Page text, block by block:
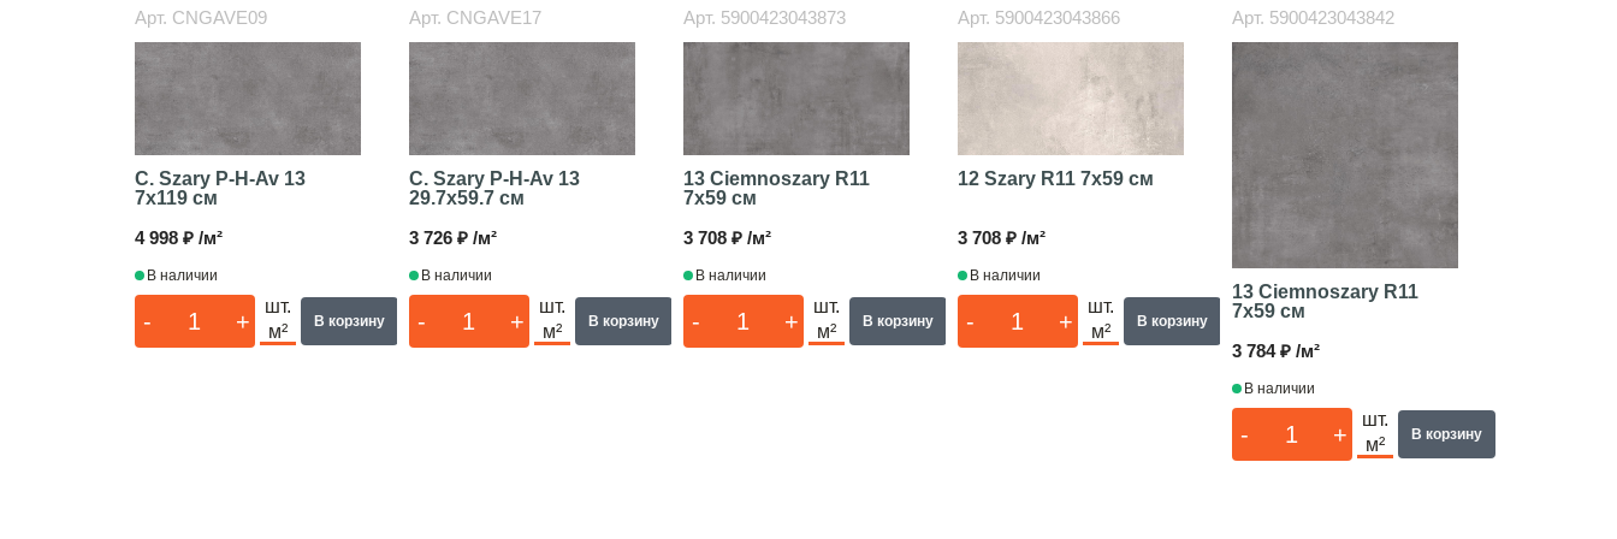
Арт. CNGAVE09
C. Szary P-H-Av 13
7x119 см
4 998 ₽ /м²
В наличии
- +
шт.
м²
В корзину
Арт. CNGAVE17
C. Szary P-H-Av 13
29.7x59.7 см
3 726 ₽ /м²
В наличии
- +
шт.
м²
В корзину
Арт. 5900423043873
13 Ciemnoszary R11
7x59 см
3 708 ₽ /м²
В наличии
- +
шт.
м²
В корзину
Арт. 5900423043866
12 Szary R11 7x59 см
3 708 ₽ /м²
В наличии
- +
шт.
м²
В корзину
Арт. 5900423043842
13 Ciemnoszary R11
7x59 см
3 784 ₽ /м²
В наличии
- +
шт.
м²
В корзину